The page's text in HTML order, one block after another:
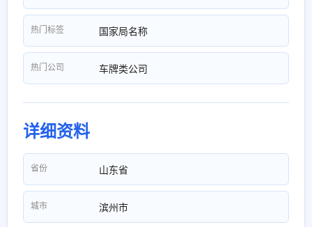
热门标签 国家局名称
热门公司 车牌类公司
详细资料
省份 山东省
城市 滨州市